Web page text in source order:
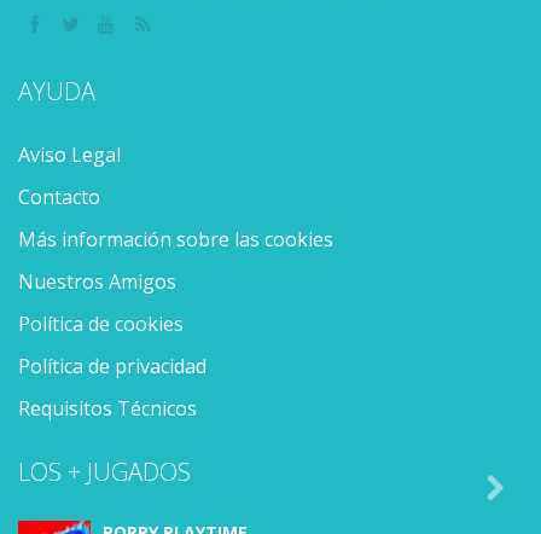
AYUDA
Aviso Legal
Contacto
Más información sobre las cookies
Nuestros Amigos
Política de cookies
Política de privacidad
Requisitos Técnicos
LOS + JUGADOS
